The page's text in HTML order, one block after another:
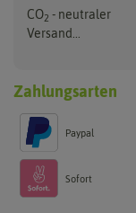
CO2 - neutraler
Versand...
Zahlungsarten
Paypal
Sofort